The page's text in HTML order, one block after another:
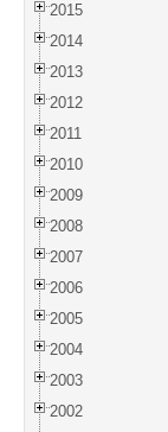
2015
2014
2013
2012
2011
2010
2009
2008
2007
2006
2005
2004
2003
2002